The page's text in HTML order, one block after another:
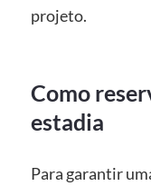
projeto.
Como
estadia
Para garantir